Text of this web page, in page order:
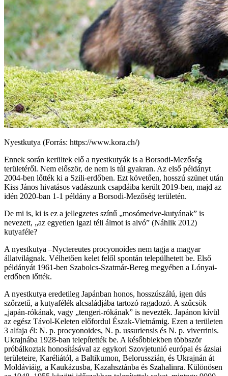
Nyestkutya (Forrás: https://www.kora.ch/)
Ennek során kerültek elő a nyestkutyák is a Borsodi-Mezőség
területéről. Nem először, de nem is túl gyakran. Az első példányt
2004-ben lőtték ki a Szili-erdőben. Ezt követően, hosszú szünet után
Kiss János hivatásos vadászunk csapdáiba került 2019-ben, majd az
idén 2020-ban 1-1 példány a Borsodi-Mezőség területén.
De mi is, ki is ez a jellegzetes színű „mosómedve-kutyának” is
nevezett, „az egyetlen igazi téli álmot is alvó” (Náhlik 2012)
kutyaféle?
A nyestkutya –Nyctereutes procyonoides nem tagja a magyar
állatvilágnak. Vélhetően kelet felől spontán települhetett be. Első
példányát 1961-ben Szabolcs-Szatmár-Bereg megyében a Lónyai-
erdőben lőtték.
A nyestkutya eredetileg Japánban honos, hosszúszálú, igen dús
szőrzetű, a kutyafélék alcsaládjába tartozó ragadozó. A szűcsök
„japán-rókának, vagy „tengeri-rókának” is nevezték. Japánon kívül
az egész Távol-Keleten előfordul Észak-Vietnámig. Ezen a területen
3 alfaja él: N. p. procyonoides, N. p. ussuriensis és N. p. viverrinis.
Ukrajnába 1928-ban telepítették be. A későbbiekben többször
próbálkoztak honosításával az egykori Szovjetunió európai és ázsiai
területeire, Karéliától, a Baltikumon, Belorusszián, és Ukrajnán át
Moldáviáig, a Kaukázusba, Kazahsztánba és Szahalinra. Különösen